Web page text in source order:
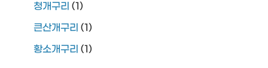
청개구리 (1)
큰산개구리 (1)
황소개구리 (1)